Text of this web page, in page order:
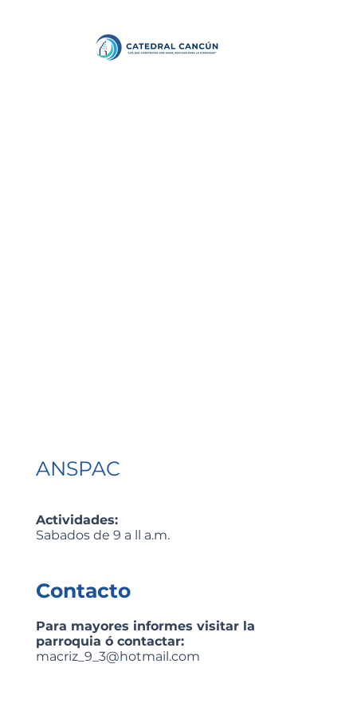
ANSPAC
Actividades:
Sabados de 9 a ll a.m.
Contacto
Para mayores informes visitar la
parroquia ó contactar:
macriz_9_3@hotmail.com